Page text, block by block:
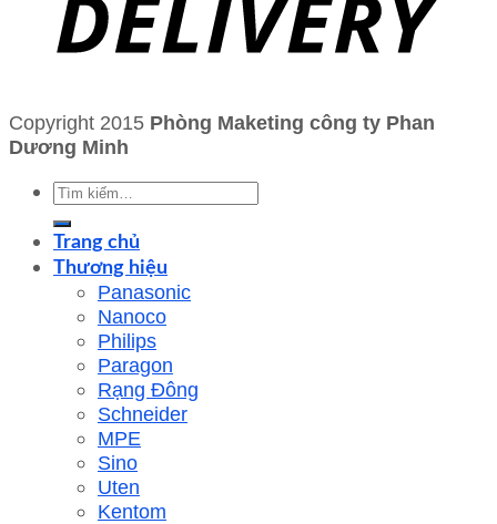
Copyright 2015 Phòng Maketing công ty Phan
Dương Minh
Tìm
Trang chủ
Thương hiệu
Panasonic
Nanoco
Philips
Paragon
Rạng Đông
Schneider
MPE
Sino
Uten
Kentom